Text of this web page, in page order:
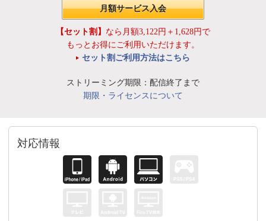
月額サービス入会
【セット割】 なら月額3,122円＋1,628円で
もっとお得にご利用いただけます。
セット割ご利用方法はこちら
ストリーミング期限：配信終了まで
期限・ライセンスについて
対応情報